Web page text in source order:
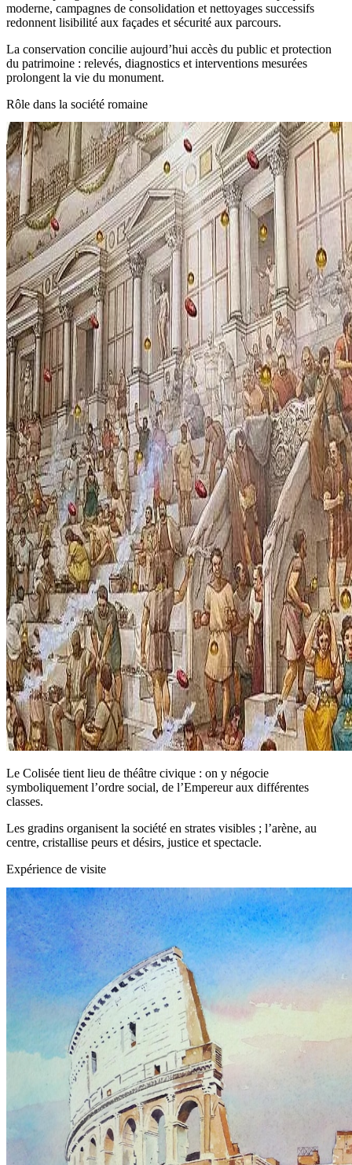
moderne, campagnes de consolidation et nettoyages successifs
redonnent lisibilité aux façades et sécurité aux parcours.
La conservation concilie aujourd’hui accès du public et protection
du patrimoine : relevés, diagnostics et interventions mesurées
prolongent la vie du monument.
Rôle dans la société romaine
Le Colisée tient lieu de théâtre civique : on y négocie
symboliquement l’ordre social, de l’Empereur aux différentes
classes.
Les gradins organisent la société en strates visibles ; l’arène, au
centre, cristallise peurs et désirs, justice et spectacle.
Expérience de visite